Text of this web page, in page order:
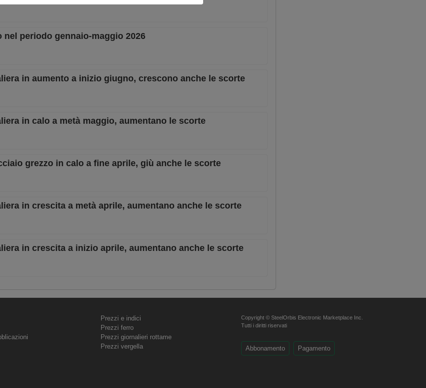
periodo gennaio-maggio 2026
in aumento a inizio giugno, crescono anche le scorte
in calo a metà maggio, aumentano le scorte
grezzo in calo a fine aprile, giù anche le scorte
in crescita a metà aprile, aumentano anche le scorte
in crescita a inizio aprile, aumentano anche le scorte
Prezzi e indici
Prezzi ferro
Prezzi giornalieri rottame
Prezzi vergella
Copyright © SteelOrbis Electronic Marketplace Inc.
Tutti i diritti riservati
Abbonamento Pagamento